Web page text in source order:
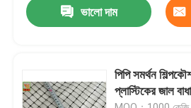
এক্সট্রুড প্লাস্টিক নেটিং
কৃষি নেটিং
ভালো দাম
পিপি সমর্থন
প্লাস্টিকের জাল